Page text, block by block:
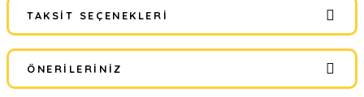
Bu ürüne ilk yorumu siz yapın!
Yorum Yaz
TAKSIT SEÇENEKLERI
ÖNERILERINIZ